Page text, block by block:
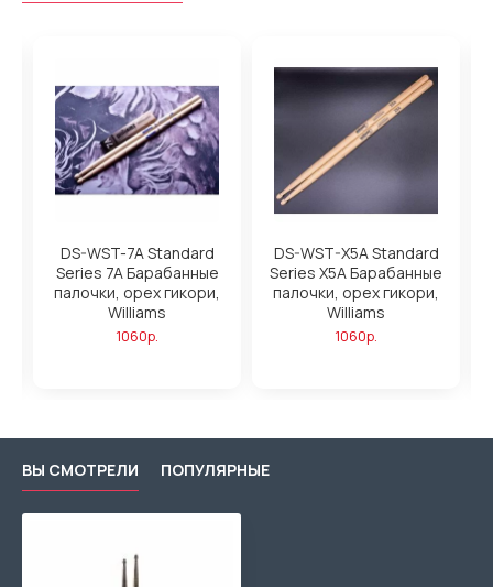
DS-WST-7A Standard
Series 7A Барабанные
палочки, орех гикори,
Williams
1060р.
DS-WST-X5A Standard
Series X5A Барабанные
палочки, орех гикори,
Williams
1060р.
ВЫ СМОТРЕЛИ ПОПУЛЯРНЫЕ